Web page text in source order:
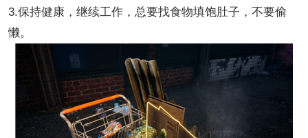
3.保持健康，继续工作，总要找食物填饱肚子，不要偷
懒。